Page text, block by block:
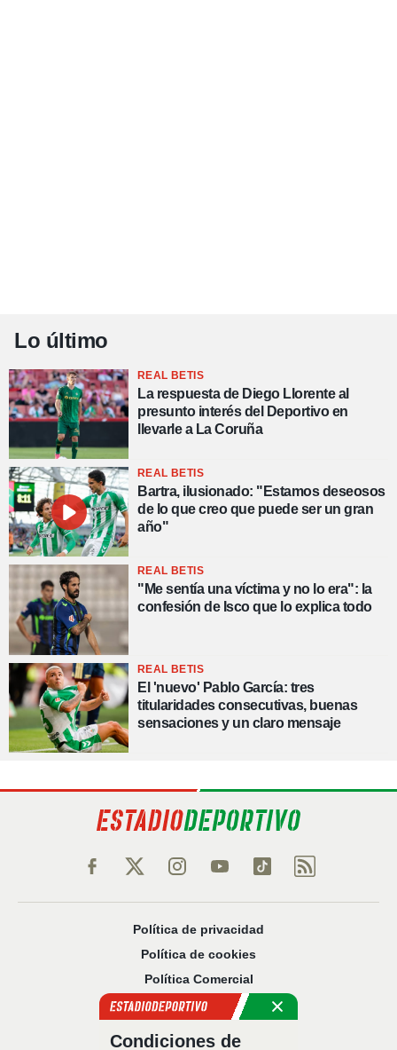
Lo último
REAL BETIS
La respuesta de Diego Llorente al
presunto interés del Deportivo en
llevarle a La Coruña
REAL BETIS
Bartra, ilusionado: "Estamos deseosos
de lo que creo que puede ser un gran
año"
REAL BETIS
"Me sentía una víctima y no lo era": la
confesión de Isco que lo explica todo
REAL BETIS
El 'nuevo' Pablo García: tres
titularidades consecutivas, buenas
sensaciones y un claro mensaje
Política de privacidad
Política de cookies
Política Comercial
Aviso legal
Condiciones de